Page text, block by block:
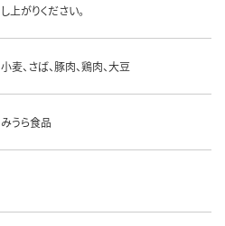
し上がりください。
小麦、さば、豚肉、鶏肉、大豆
みうら食品